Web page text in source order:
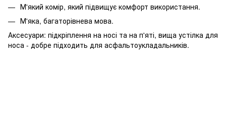
М'який комір, який підвищує комфорт використання.
М'яка, багаторівнева мова.
Аксесуари: підкріплення на носі та на п'яті, вища устілка для
носа - добре підходить для асфальтоукладальників.